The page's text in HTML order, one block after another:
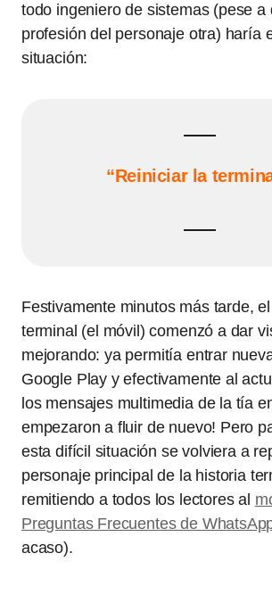
todo ingeniero de sistemas (pese a
profesión del personaje otra) haría
situación:
“Reiniciar la
Festivamente minutos más tarde,
terminal (el móvil) comenzó a dar
mejorando: ya permitía entrar
Google Play y efectivamente al
los mensajes multimedia de la tía
empezaron a fluir de nuevo! Pero
esta difícil situación se volviera a
personaje principal de la historia
remitiendo a todos los lectores al
Preguntas Frecuentes de
acaso).